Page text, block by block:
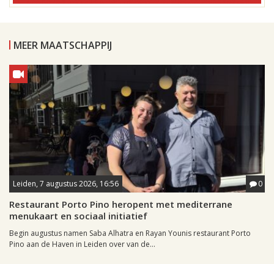
MEER MAATSCHAPPIJ
Leiden, 7 augustus 2026, 16:56 0
Restaurant Porto Pino heropent met mediterrane
menukaart en sociaal initiatief
Begin augustus namen Saba Alhatra en Rayan Younis restaurant Porto
Pino aan de Haven in Leiden over van de...